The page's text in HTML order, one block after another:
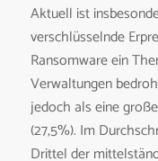
Aktuell ist
verschlüsselnde
Ransomware ein
Verwaltungen
jedoch als eine
(27,5%). Im
Drittel der